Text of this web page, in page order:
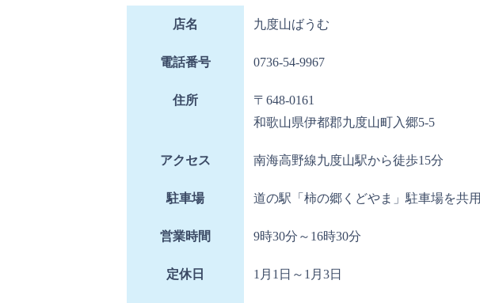
店名 九度山ばうむ
電話番号 0736-54-9967
住所
〒648-0161
和歌山県伊都郡九度山町入郷5-5
アクセス 南海高野線九度山駅から徒歩15分
駐車場 道の駅「柿の郷くどやま」駐車場を共用
営業時間 9時30分～16時30分
定休日 1月1日～1月3日